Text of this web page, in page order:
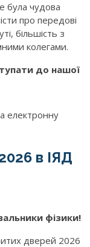
була чудова
про передові
більшість з
колегами.
до нашої
електронну
в ІЯД
фізики!
дверей 2026